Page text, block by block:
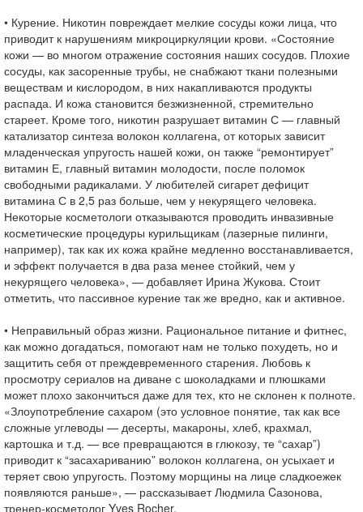
• Курение. Никотин повреждает мелкие сосуды кожи лица, что
приводит к нарушениям микроциркуляции крови. «Состояние
кожи — во многом отражение состояния наших сосудов. Плохие
сосуды, как засоренные трубы, не снабжают ткани полезными
веществам и кислородом, в них накапливаются продукты
распада. И кожа становится безжизненной, стремительно
стареет. Кроме того, никотин разрушает витамин С — главный
катализатор синтеза волокон коллагена, от которых зависит
младенческая упругость нашей кожи, он также “ремонтирует”
витамин Е, главный витамин молодости, после поломок
свободными радикалами. У любителей сигарет дефицит
витамина С в 2,5 раз больше, чем у некурящего человека.
Некоторые косметологи отказываются проводить инвазивные
косметические процедуры курильщикам (лазерные пилинги,
например), так как их кожа крайне медленно восстанавливается,
и эффект получается в два раза менее стойкий, чем у
некурящего человека», — добавляет Ирина Жукова. Стоит
отметить, что пассивное курение так же вредно, как и активное.
• Неправильный образ жизни. Рациональное питание и фитнес,
как можно догадаться, помогают нам не только похудеть, но и
защитить себя от преждевременного старения. Любовь к
просмотру сериалов на диване с шоколадками и плюшками
может плохо закончиться даже для тех, кто не склонен к полноте.
«Злоупотребление сахаром (это условное понятие, так как все
сложные углеводы — десерты, макароны, хлеб, крахмал,
картошка и т.д. — все превращаются в глюкозу, те “сахар”)
приводит к “засахариванию” волокон коллагена, он усыхает и
теряет свою упругость. Поэтому морщины на лице сладкоежек
появляются раньше», — рассказывает Людмила Cазонова,
тренер-косметолог Yves Rocher.